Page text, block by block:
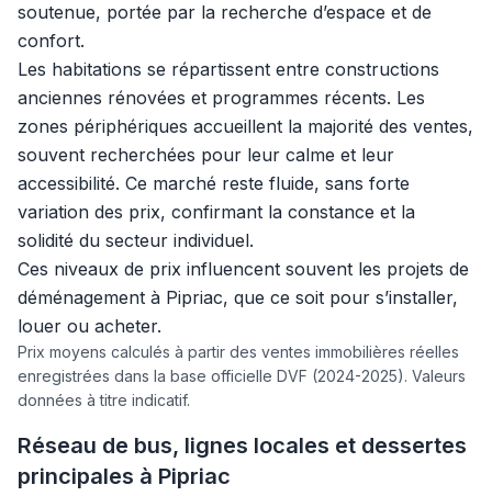
soutenue, portée par la recherche d’espace et de
confort.
Les habitations se répartissent entre constructions
anciennes rénovées et programmes récents. Les
zones périphériques accueillent la majorité des ventes,
souvent recherchées pour leur calme et leur
accessibilité. Ce marché reste fluide, sans forte
variation des prix, confirmant la constance et la
solidité du secteur individuel.
Ces niveaux de prix influencent souvent les projets de
déménagement à Pipriac, que ce soit pour s’installer,
louer ou acheter.
Prix moyens calculés à partir des ventes immobilières réelles
enregistrées dans la base officielle DVF (2024-2025). Valeurs
données à titre indicatif.
Réseau de bus, lignes locales et dessertes
principales à Pipriac